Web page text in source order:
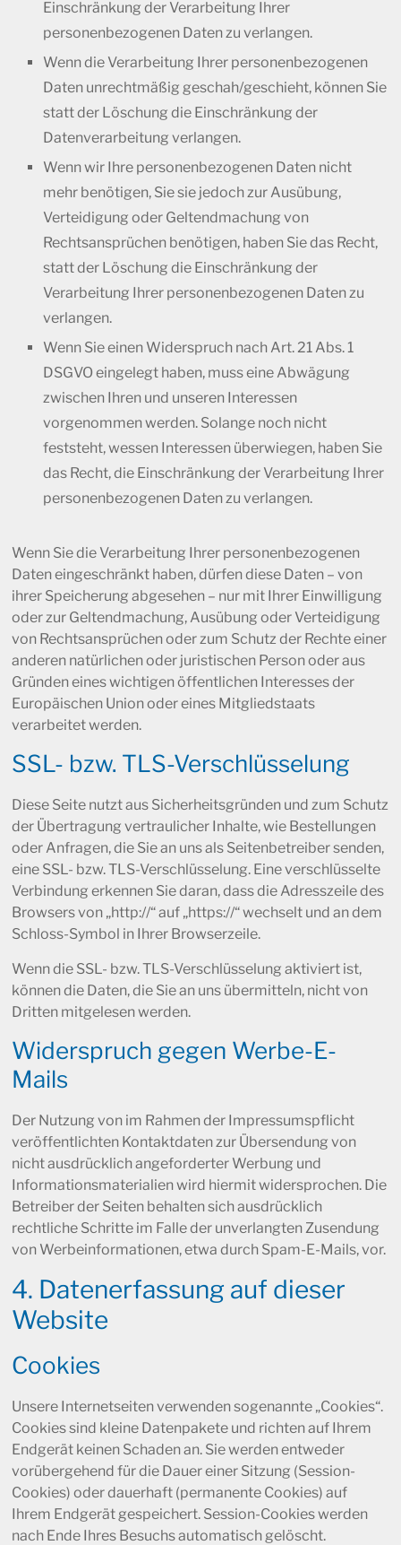
Einschränkung der Verarbeitung Ihrer
personenbezogenen Daten zu verlangen.
Wenn die Verarbeitung Ihrer personenbezogenen
Daten unrechtmäßig geschah/geschieht, können Sie
statt der Löschung die Einschränkung der
Datenverarbeitung verlangen.
Wenn wir Ihre personenbezogenen Daten nicht
mehr benötigen, Sie sie jedoch zur Ausübung,
Verteidigung oder Geltendmachung von
Rechtsansprüchen benötigen, haben Sie das Recht,
statt der Löschung die Einschränkung der
Verarbeitung Ihrer personenbezogenen Daten zu
verlangen.
Wenn Sie einen Widerspruch nach Art. 21 Abs. 1
DSGVO eingelegt haben, muss eine Abwägung
zwischen Ihren und unseren Interessen
vorgenommen werden. Solange noch nicht
feststeht, wessen Interessen überwiegen, haben Sie
das Recht, die Einschränkung der Verarbeitung Ihrer
personenbezogenen Daten zu verlangen.
Wenn Sie die Verarbeitung Ihrer personenbezogenen
Daten eingeschränkt haben, dürfen diese Daten – von
ihrer Speicherung abgesehen – nur mit Ihrer Einwilligung
oder zur Geltendmachung, Ausübung oder Verteidigung
von Rechtsansprüchen oder zum Schutz der Rechte einer
anderen natürlichen oder juristischen Person oder aus
Gründen eines wichtigen öffentlichen Interesses der
Europäischen Union oder eines Mitgliedstaats
verarbeitet werden.
SSL- bzw. TLS-Verschlüsselung
Diese Seite nutzt aus Sicherheitsgründen und zum Schutz
der Übertragung vertraulicher Inhalte, wie Bestellungen
oder Anfragen, die Sie an uns als Seitenbetreiber senden,
eine SSL- bzw. TLS-Verschlüsselung. Eine verschlüsselte
Verbindung erkennen Sie daran, dass die Adresszeile des
Browsers von „http://“ auf „https://“ wechselt und an dem
Schloss-Symbol in Ihrer Browserzeile.
Wenn die SSL- bzw. TLS-Verschlüsselung aktiviert ist,
können die Daten, die Sie an uns übermitteln, nicht von
Dritten mitgelesen werden.
Widerspruch gegen Werbe-E-
Mails
Der Nutzung von im Rahmen der Impressumspflicht
veröffentlichten Kontaktdaten zur Übersendung von
nicht ausdrücklich angeforderter Werbung und
Informationsmaterialien wird hiermit widersprochen. Die
Betreiber der Seiten behalten sich ausdrücklich
rechtliche Schritte im Falle der unverlangten Zusendung
von Werbeinformationen, etwa durch Spam-E-Mails, vor.
4. Datenerfassung auf dieser
Website
Cookies
Unsere Internetseiten verwenden sogenannte „Cookies“.
Cookies sind kleine Datenpakete und richten auf Ihrem
Endgerät keinen Schaden an. Sie werden entweder
vorübergehend für die Dauer einer Sitzung (Session-
Cookies) oder dauerhaft (permanente Cookies) auf
Ihrem Endgerät gespeichert. Session-Cookies werden
nach Ende Ihres Besuchs automatisch gelöscht.